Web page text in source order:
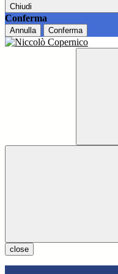
Chiudi
Conferma
Annulla Conferma
close